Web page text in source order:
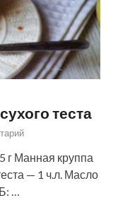
теста
г Манная круппа
— 1 ч.л. Масло
…